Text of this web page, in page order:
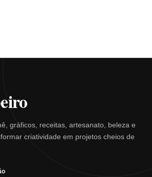
gráficos, receitas, artesanato, beleza e
criatividade em projetos cheios de